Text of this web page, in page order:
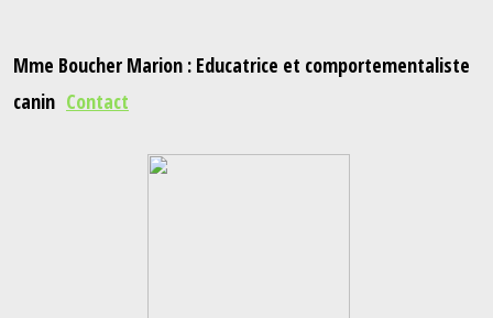
Mme Boucher Marion : Educatrice et comportementaliste
canin Contact